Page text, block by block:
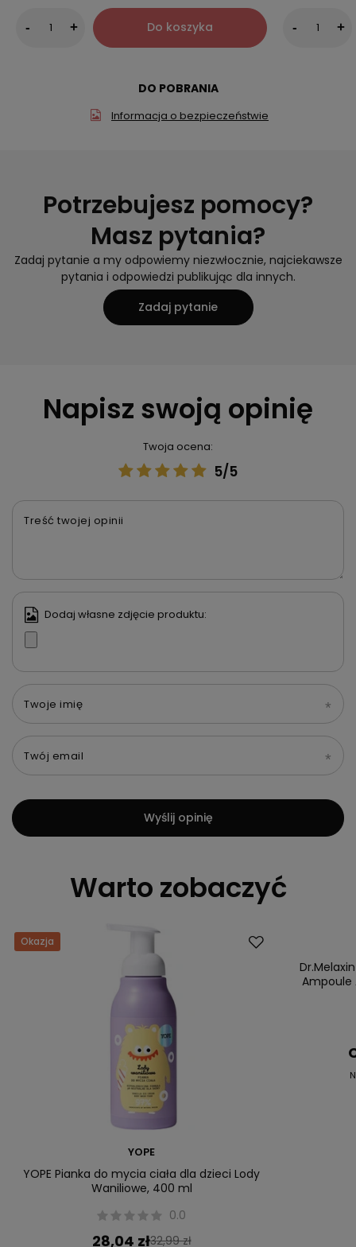
- + Do koszyka - +
DO POBRANIA
Informacja o bezpieczeństwie
Potrzebujesz pomocy?
Masz pytania?
Zadaj pytanie a my odpowiemy niezwłocznie, najciekawsze
pytania i odpowiedzi publikując dla innych.
Zadaj pytanie
Napisz swoją opinię
Twoja ocena:
5/5
Treść twojej opinii
Dodaj własne zdjęcie produktu:
Twoje imię
Twój email
Wyślij opinię
Warto zobaczyć
Okazja
YOPE
YOPE Pianka do mycia ciała dla dzieci Lody
Waniliowe, 400 ml
0.0
28,04 zł32,99 zł
Ampoule